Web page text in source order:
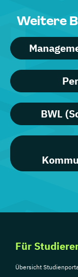
Weitere
BWL
Für
Übersicht